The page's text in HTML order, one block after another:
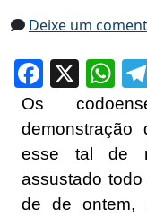
Deixe um
X
Os
esse tal de
assustado
de de ontem,